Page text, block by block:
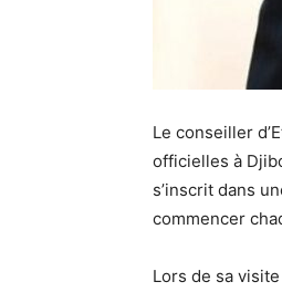
Le conseiller
officielles à
s’inscrit dans
commencer
Lors de sa